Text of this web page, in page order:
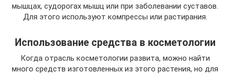
мышцах, судорогах мышц или при заболевании суставов.
Для этого используют компрессы или растирания.
Использование средства в косметологии
Когда отрасль косметологии развита, можно найти
много средств изготовленных из этого растения, но для